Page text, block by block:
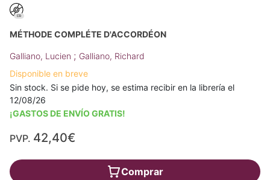
MÉTHODE COMPLÉTE D'ACCORDÉON
Galliano, Lucien ; Galliano, Richard
Disponible en breve
Sin stock. Si se pide hoy, se estima recibir en la librería el
12/08/26
¡GASTOS DE ENVÍO GRATIS!
PVP. 42,40€
Comprar